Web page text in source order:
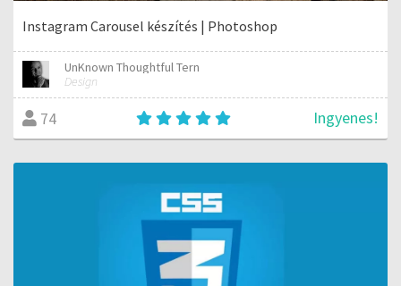
Instagram Carousel készítés | Photoshop
UnKnown Thoughtful Tern
Design
74 Ingyenes!